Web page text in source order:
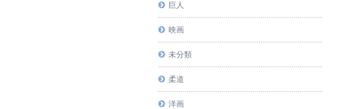
巨人
映画
未分類
柔道
洋画